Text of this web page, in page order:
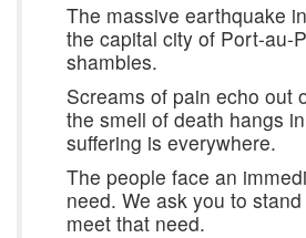
The massive earthquake
the capital city of Port-au-
shambles.
Screams of pain echo out
the smell of death hangs
suffering is everywhere.
The people face an
need. We ask you to
meet that need.